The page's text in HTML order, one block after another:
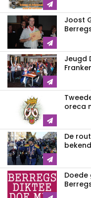
Joost
Jeugd
oreca
De
Doede